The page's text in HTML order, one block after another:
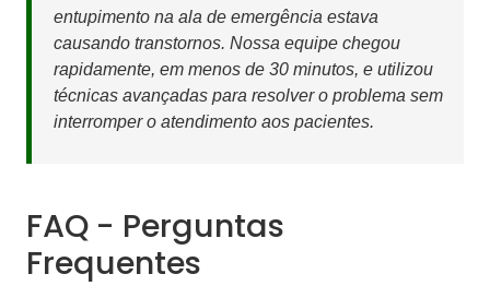
entupimento na ala de emergência estava
causando transtornos. Nossa equipe chegou
rapidamente, em menos de 30 minutos, e utilizou
técnicas avançadas para resolver o problema sem
interromper o atendimento aos pacientes.
FAQ - Perguntas
Frequentes